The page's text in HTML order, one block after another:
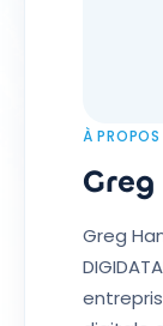
À PROPOS
Greg